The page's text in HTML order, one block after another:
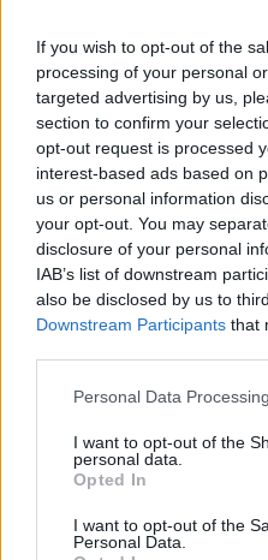
If you wish to opt-out of the
processing of your personal
targeted advertising by us,
section to confirm your
opt-out request is processed
interest-based ads based on
us or personal information
your opt-out. You may
disclosure of your personal
IAB’s list of downstream
also be disclosed by us to
Downstream Participants that
Personal Data
I want to opt-out of the
personal data.
Opted In
I want to opt-out of the
Personal Data.
lenzuolo bianco sul volto di
fare tutto nella massimo
impegni importanti, ci sarà
prossime partite. Conte sta
non pensa solo al presente".